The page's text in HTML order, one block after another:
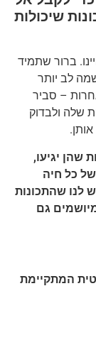
שיכולות
ברור שתמיד
לב יותר
– סביר
שלה ולבדוק
שהן יגיעו,
כל חיה
לנו שהתכונות
גם
המתקיימת